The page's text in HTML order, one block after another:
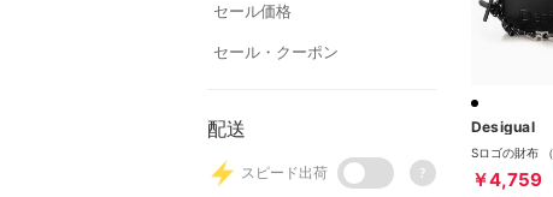
セール価格
セール・クーポン
配送
スピード出荷 ?
Desigual
￥4,759